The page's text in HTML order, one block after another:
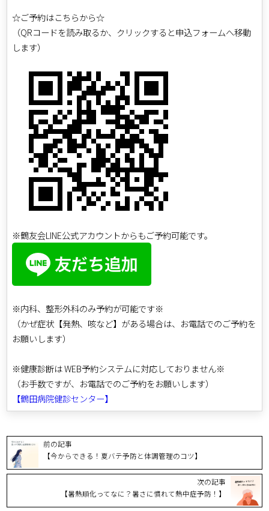
☆ご予約はこちらから☆
（QRコードを読み取るか、クリックすると申込フォームへ移動
します）
※鶴友会LINE公式アカウントからもご予約可能です。
※内科、整形外科のみ予約が可能です※
（かぜ症状【発熱、咳など】がある場合は、お電話でのご予約を
お願いします）
※健康診断は WEB予約システムに対応しておりません※
（お手数ですが、お電話でのご予約をお願いします）
【鶴田病院健診センター】
前の記事
【今からできる！夏バテ予防と体調管理のコツ】
次の記事
【暑熱順化ってなに？暑さに慣れて熱中症予防！】